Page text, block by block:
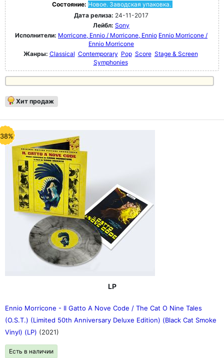
Состояние: Новое. Заводская упаковка.
Дата релиза: 24-11-2017
Лейбл: Sony
Исполнители: Morricone, Ennio / Morricone, Ennio Ennio Morricone /
Ennio Morricone
Жанры: Classical Contemporary Pop Score Stage & Screen
Symphonies
Хит продаж
LP
Ennio Morricone - Il Gatto A Nove Code / The Cat O Nine Tales
(O.S.T.) (Limited 50th Anniversary Deluxe Edition) (Black Cat Smoke
Vinyl) (LP) (2021)
Есть в наличии